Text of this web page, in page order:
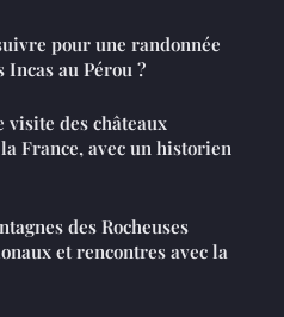
pour une randonnée
au Pérou ?
visite des châteaux
France, avec un historien
des Rocheuses
et rencontres avec la